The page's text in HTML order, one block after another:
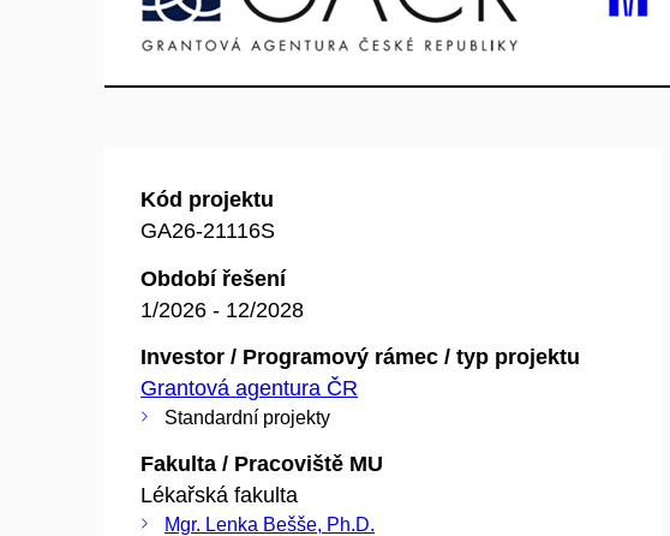
Kód projektu
GA26-21116S
Období řešení
1/2026 - 12/2028
Investor / Programový rámec / typ projektu
Grantová agentura ČR
Standardní projekty
Fakulta / Pracoviště MU
Lékařská fakulta
Mgr. Lenka Bešše, Ph.D.